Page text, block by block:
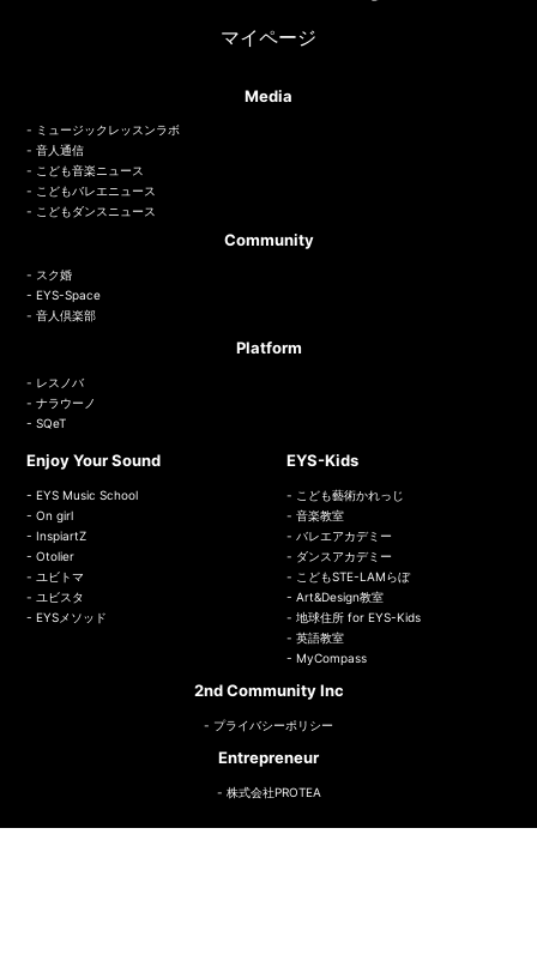
マイページ
Media
ミュージックレッスンラボ
音人通信
こども音楽ニュース
こどもバレエニュース
こどもダンスニュース
Community
スク婚
EYS-Space
音人倶楽部
Platform
レスノバ
ナラウーノ
SQeT
Enjoy Your Sound EYS-Kids
EYS Music School
On girl
InspiartZ
Otolier
ユビトマ
ユビスタ
EYSメソッド
こども藝術かれっじ
音楽教室
バレエアカデミー
ダンスアカデミー
こどもSTE-LAMらぼ
Art&Design教室
地球住所 for EYS-Kids
英語教室
MyCompass
2nd Community Inc
プライバシーポリシー
Entrepreneur
株式会社PROTEA